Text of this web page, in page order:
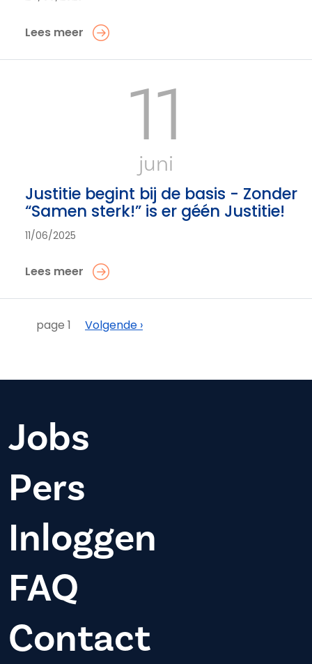
Lees meer
11
juni
Justitie begint bij de basis - Zonder
“Samen sterk!” is er géén Justitie!
11/06/2025
Lees meer
Paginering
page 1 Volgende
Volgende ›
Jobs
Pers
Inloggen
FAQ
Contact